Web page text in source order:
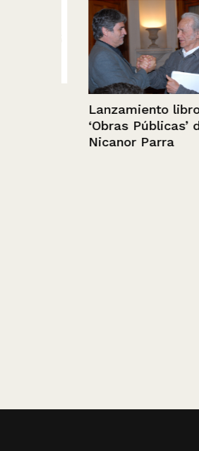
Lanzamiento libro
‘Obras Públicas’ de
Nicanor Parra